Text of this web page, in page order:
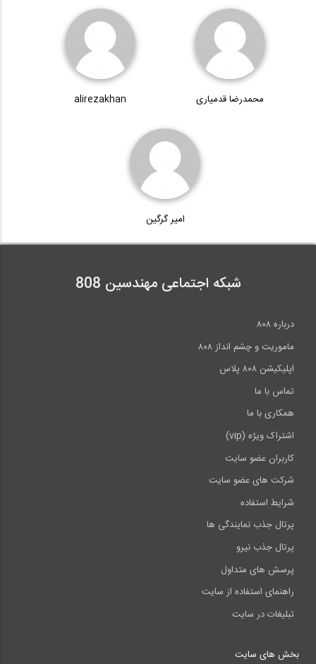
بخشی از فیلم آموزش مدلسازی اتصالات...
فرآیند تحویل پروژه های طراحی- ساخت
متودولوژی آسیب پذیری لرزه ای شریانهای...
محمدرضا قدمیاری alirezakhan
امیر گرگین
شبکه اجتماعی مهندسین 808
درباره ۸۰۸
ماموریت و چشم انداز ۸۰۸
اپلیکیشن ۸۰۸ پلاس
تماس با ما
همکاری با ما
اشتراک ویژه (vip)
کاربران عضو سایت
شرکت های عضو سایت
شرایط استفاده
پرتال جذب نمایندگی ها
پرتال جذب نیرو
پرسش های متداول
راهنمای استفاده از سایت
تبلیغات در سایت
بخش های سایت